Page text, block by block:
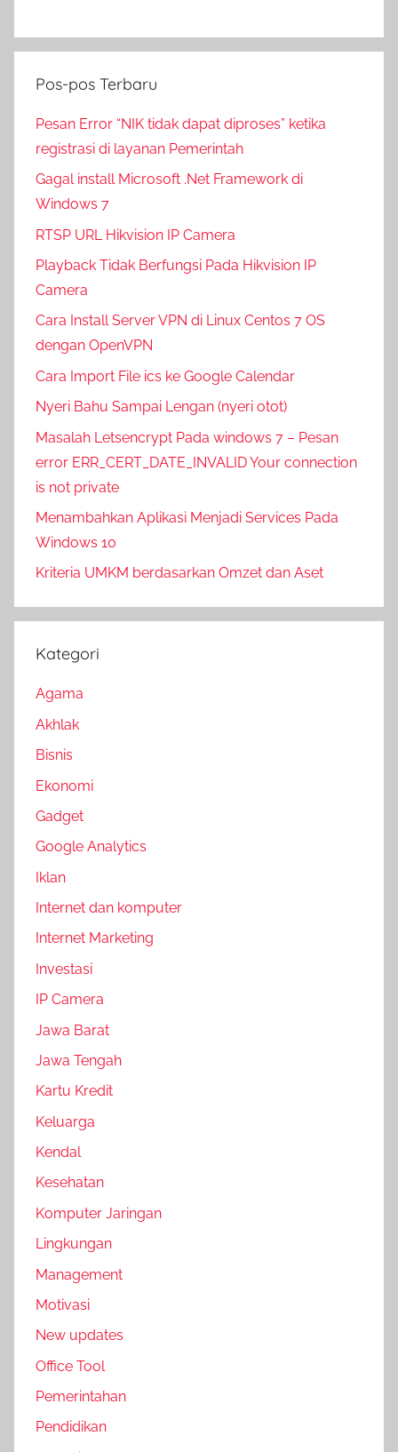
Pos-pos Terbaru
Pesan Error “NIK tidak dapat diproses” ketika
registrasi di layanan Pemerintah
Gagal install Microsoft .Net Framework di
Windows 7
RTSP URL Hikvision IP Camera
Playback Tidak Berfungsi Pada Hikvision IP
Camera
Cara Install Server VPN di Linux Centos 7 OS
dengan OpenVPN
Cara Import File ics ke Google Calendar
Nyeri Bahu Sampai Lengan (nyeri otot)
Masalah Letsencrypt Pada windows 7 – Pesan
error ERR_CERT_DATE_INVALID Your connection
is not private
Menambahkan Aplikasi Menjadi Services Pada
Windows 10
Kriteria UMKM berdasarkan Omzet dan Aset
Kategori
Agama
Akhlak
Bisnis
Ekonomi
Gadget
Google Analytics
Iklan
Internet dan komputer
Internet Marketing
Investasi
IP Camera
Jawa Barat
Jawa Tengah
Kartu Kredit
Keluarga
Kendal
Kesehatan
Komputer Jaringan
Lingkungan
Management
Motivasi
New updates
Office Tool
Pemerintahan
Pendidikan